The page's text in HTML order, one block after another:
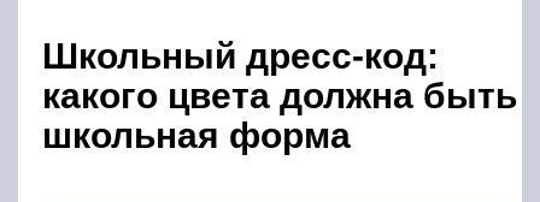
Школьный дресс-код:
какого цвета должна быть
школьная форма